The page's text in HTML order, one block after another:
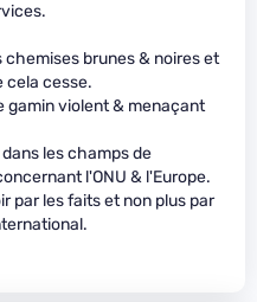
brunes & noires et
cela cesse.
gamin violent & menaçant
les champs de
l'ONU & l'Europe.
par les faits et non plus par